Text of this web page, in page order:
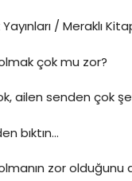
/ Meraklı
çok mu zor?
ailen senden çok
bıktın…
zor olduğunu